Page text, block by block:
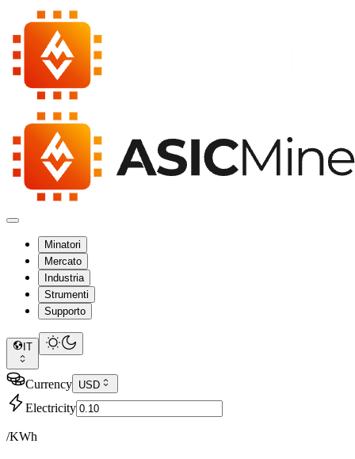
Minatori
Mercato
Industria
Strumenti
Supporto
IT
Currency USD
Electricity
/KWh